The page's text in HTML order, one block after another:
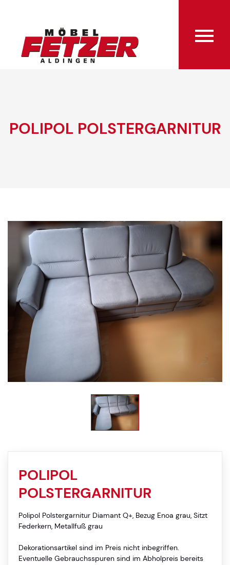
POLIPOL POLSTERGARNITUR
POLIPOL
POLSTERGARNITUR
Polipol Polstergarnitur Diamant Q+, Bezug Enoa grau, Sitzt
Federkern, Metallfuß grau
Dekorationsartikel sind im Preis nicht inbegriffen.
Eventuelle Gebrauchsspuren sind im Abholpreis bereits